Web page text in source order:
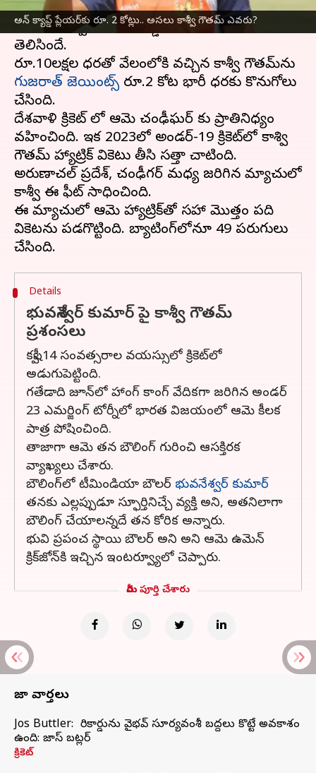
అన్ క్యాప్డ్ ప్లేయర్‌కు రూ. 2 కోట్లు.. అసలు కాశ్వీ గౌతమ్ ఎవరు?
డబ్ల్యూపీఎల్ 2024 సీజన్ నేపథ్యంలో జరిగిన మినీ
వేలంలో కాశ్వీ గౌతమ్ రికార్డ ధర పలికిన విషయం
తెలిసిందే.
రూ.10లక్షల ధరతో వేలంలోకి వచ్చిన కాశ్వీ గౌతమ్‌ను
గుజరాత్ జెయింట్స్ రూ.2 కోట్ల భారీ ధరకు కొనుగోలు
చేసింది.
దేశవాళి క్రికెట్ లో ఆమె చంఢీఘర్ కు ప్రాతినిధ్యం
వహించింది. ఇక 2023లో అండర్-19 క్రికెట్‌లో కాశ్వి
గౌతమ్ హ్యాట్రిక్ వికెట్లు తీసి సత్తా చాటింది.
అరుణాచల్ ప్రదేశ్, చంఢీగర్ మధ్య జరిగిన మ్యాచులో
కాశ్వీ ఈ ఫీట్ సాధించింది.
ఈ మ్యాచులో ఆమె హ్యాట్రిక్‌తో సహా మొత్తం పది
వికెట్లను పడగొట్టింది. బ్యాటింగ్‌లోనూ 49 పరుగులు
Details
భువనేశ్వర్ కుమార్ పై కాశ్వీ గౌతమ్
ప్రశంసలు
కష్వీ 14 సంవత్సరాల వయస్సులో క్రికెట్‌లో
అడుగుపెట్టింది.
గతేడాది జూన్‌లో హాంగ్ కాంగ్ వేదికగా జరిగిన అండర్
23 ఎమర్జింగ్ టోర్నీలో భారత విజయంలో ఆమె కీలక
పాత్ర పోషించింది.
తాజాగా ఆమె తన బౌలింగ్ గురించి ఆసక్తిరక
వ్యాఖ్యలు చేశారు.
బౌలింగ్‌లో టీమిండియా బౌలర్ భువనేశ్వర్ కుమార్
తనకు ఎల్లప్పుడూ స్ఫూర్తినిచ్చే వ్యక్తి అని, అతనిలాగా
బౌలింగ్ చేయాలన్నదే తన కోరిక అన్నారు.
భువి ప్రపంచ స్థాయి బౌలర్ అని అని ఆమె ఉమెన్
క్రిక్‌జోన్‌కి ఇచ్చిన ఇంటర్వ్యూలో చెప్పారు.
మీరు పూర్తి చేశారు
తాజా వార్తలు
Jos Buttler: నా రికార్డును వైభవ్ సూర్యవంశీ బద్దలు కొట్టే అవకాశం
ఉంది: జాస్ బట్లర్
క్రికెట్